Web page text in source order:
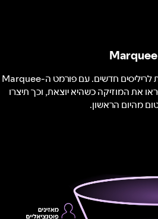
Marquee
מודאל במסך מלא במסך הבית לריליסים חדשים. עם פורמט ה-Marquee
את המוזיקה כשהיא יוצאת, וכך תיצרו
מהיום הראשון.